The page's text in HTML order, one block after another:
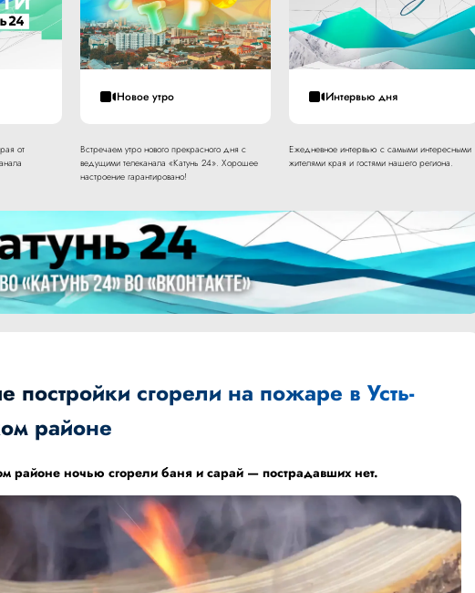
от
Новое утро
Встречаем утро нового прекрасного дня с
ведущими телеканала «Катунь 24». Хорошее
настроение гарантировано!
Интервью дня
Ежедневное интервью с самыми интересными
жителями края и гостями нашего региона.
постройки сгорели на пожаре в Усть-
районе
районе ночью сгорели баня и сарай — пострадавших нет.